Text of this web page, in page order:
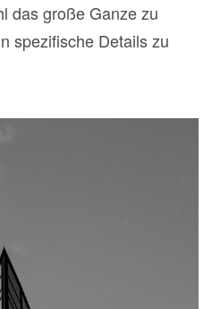
das große Ganze zu
spezifische Details zu